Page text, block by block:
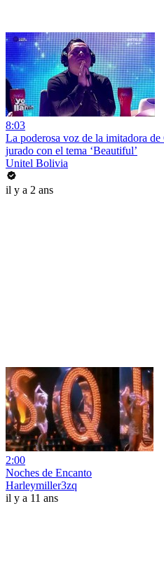
8:03
La poderosa voz de la imitadora
jurado con el tema ‘Beautiful’
Unitel Bolivia
il y a 2 ans
2:00
Noches de Encanto
Harleymiller3zq
il y a 11 ans